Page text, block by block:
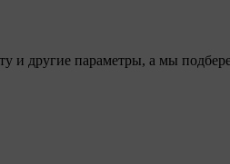
и другие параметры, а мы